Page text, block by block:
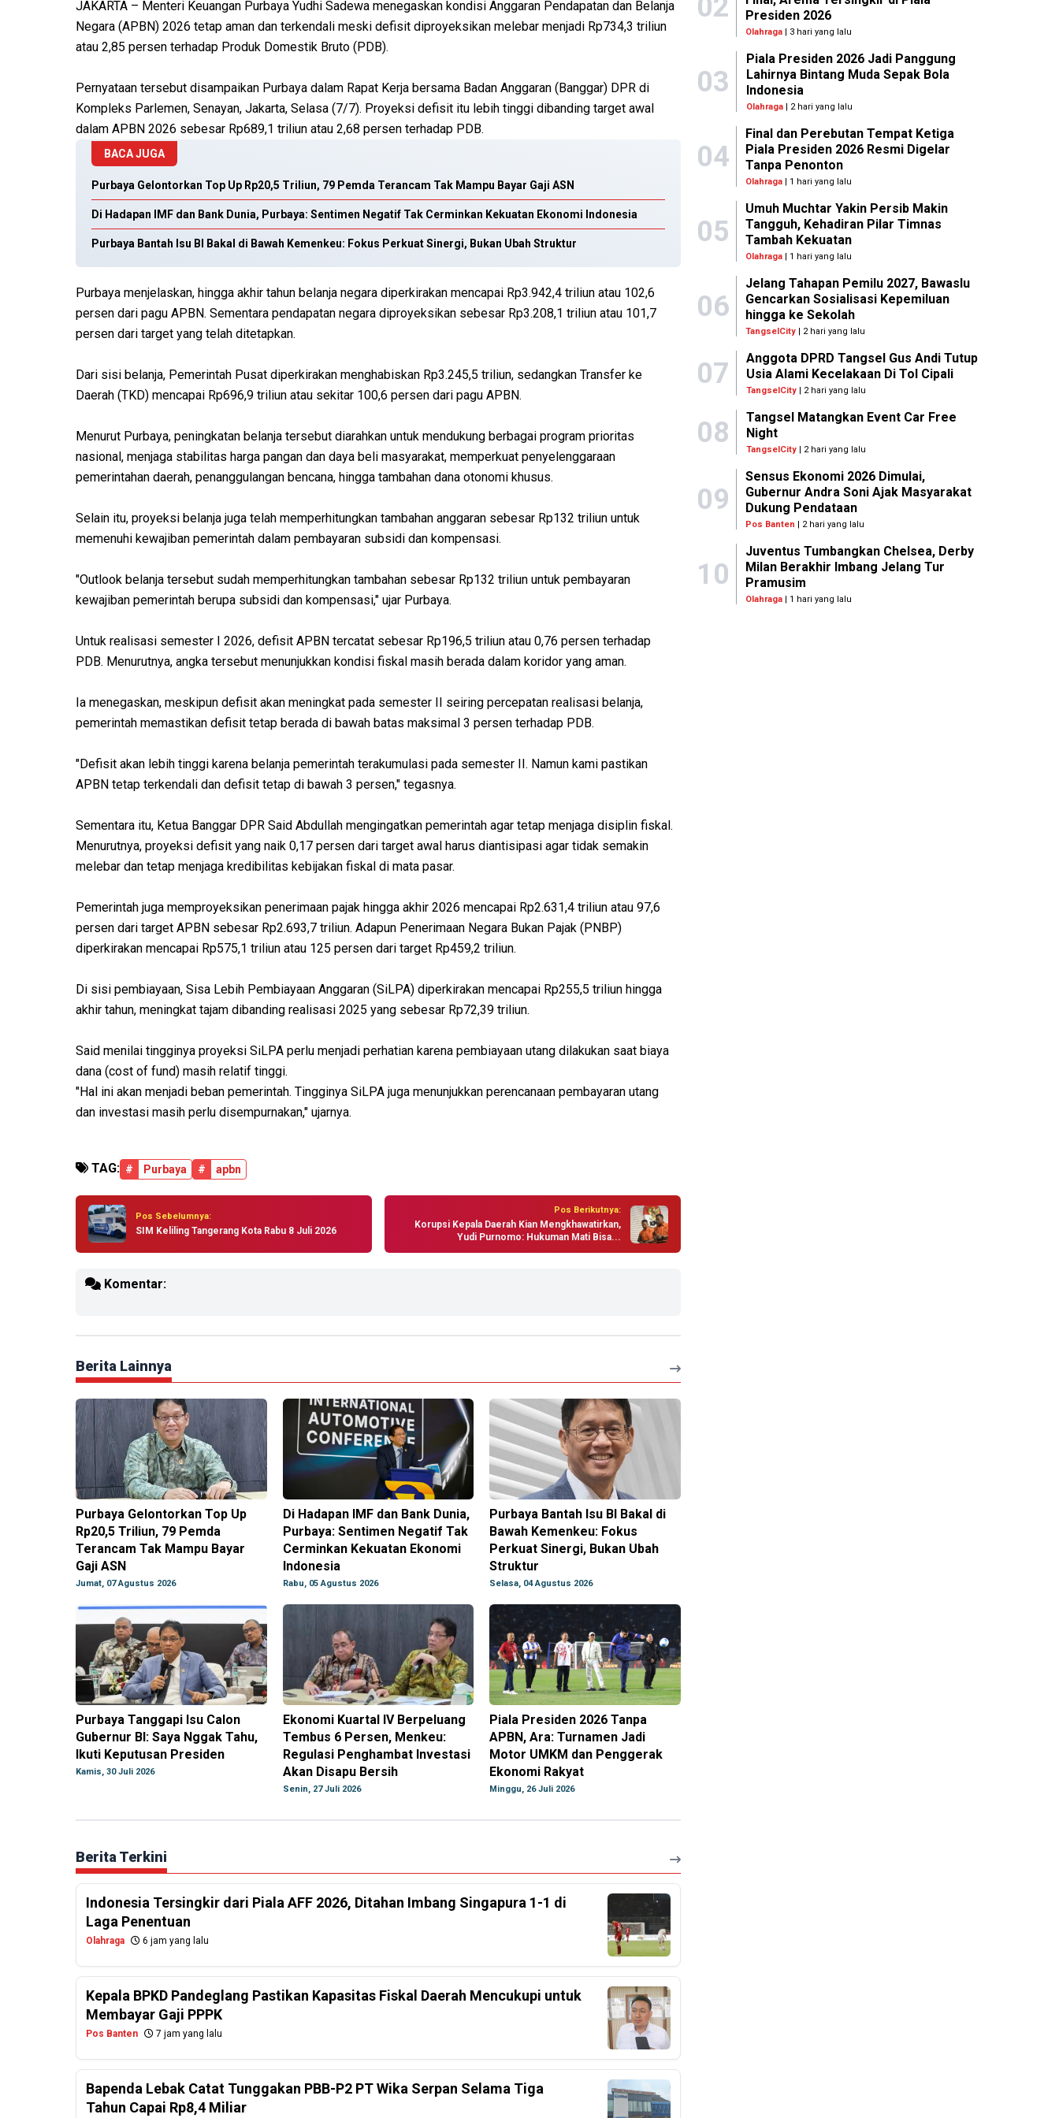
JAKARTA – Menteri Keuangan Purbaya Yudhi Sadewa menegaskan kondisi Anggaran Pendapatan dan Belanja
Negara (APBN) 2026 tetap aman dan terkendali meski defisit diproyeksikan melebar menjadi Rp734,3 triliun
atau 2,85 persen terhadap Produk Domestik Bruto (PDB).
Pernyataan tersebut disampaikan Purbaya dalam Rapat Kerja bersama Badan Anggaran (Banggar) DPR di
Kompleks Parlemen, Senayan, Jakarta, Selasa (7/7). Proyeksi defisit itu lebih tinggi dibanding target awal
dalam APBN 2026 sebesar Rp689,1 triliun atau 2,68 persen terhadap PDB.
BACA JUGA
Purbaya Gelontorkan Top Up Rp20,5 Triliun, 79 Pemda Terancam Tak Mampu Bayar Gaji ASN
Di Hadapan IMF dan Bank Dunia, Purbaya: Sentimen Negatif Tak Cerminkan Kekuatan Ekonomi Indonesia
Purbaya Bantah Isu BI Bakal di Bawah Kemenkeu: Fokus Perkuat Sinergi, Bukan Ubah Struktur
Purbaya menjelaskan, hingga akhir tahun belanja negara diperkirakan mencapai Rp3.942,4 triliun atau 102,6
persen dari pagu APBN. Sementara pendapatan negara diproyeksikan sebesar Rp3.208,1 triliun atau 101,7
persen dari target yang telah ditetapkan.
Dari sisi belanja, Pemerintah Pusat diperkirakan menghabiskan Rp3.245,5 triliun, sedangkan Transfer ke
Daerah (TKD) mencapai Rp696,9 triliun atau sekitar 100,6 persen dari pagu APBN.
Menurut Purbaya, peningkatan belanja tersebut diarahkan untuk mendukung berbagai program prioritas
nasional, menjaga stabilitas harga pangan dan daya beli masyarakat, memperkuat penyelenggaraan
pemerintahan daerah, penanggulangan bencana, hingga tambahan dana otonomi khusus.
Selain itu, proyeksi belanja juga telah memperhitungkan tambahan anggaran sebesar Rp132 triliun untuk
memenuhi kewajiban pemerintah dalam pembayaran subsidi dan kompensasi.
"Outlook belanja tersebut sudah memperhitungkan tambahan sebesar Rp132 triliun untuk pembayaran
kewajiban pemerintah berupa subsidi dan kompensasi," ujar Purbaya.
Untuk realisasi semester I 2026, defisit APBN tercatat sebesar Rp196,5 triliun atau 0,76 persen terhadap
PDB. Menurutnya, angka tersebut menunjukkan kondisi fiskal masih berada dalam koridor yang aman.
Ia menegaskan, meskipun defisit akan meningkat pada semester II seiring percepatan realisasi belanja,
pemerintah memastikan defisit tetap berada di bawah batas maksimal 3 persen terhadap PDB.
"Defisit akan lebih tinggi karena belanja pemerintah terakumulasi pada semester II. Namun kami pastikan
APBN tetap terkendali dan defisit tetap di bawah 3 persen," tegasnya.
Sementara itu, Ketua Banggar DPR Said Abdullah mengingatkan pemerintah agar tetap menjaga disiplin fiskal.
Menurutnya, proyeksi defisit yang naik 0,17 persen dari target awal harus diantisipasi agar tidak semakin
melebar dan tetap menjaga kredibilitas kebijakan fiskal di mata pasar.
Pemerintah juga memproyeksikan penerimaan pajak hingga akhir 2026 mencapai Rp2.631,4 triliun atau 97,6
persen dari target APBN sebesar Rp2.693,7 triliun. Adapun Penerimaan Negara Bukan Pajak (PNBP)
diperkirakan mencapai Rp575,1 triliun atau 125 persen dari target Rp459,2 triliun.
Di sisi pembiayaan, Sisa Lebih Pembiayaan Anggaran (SiLPA) diperkirakan mencapai Rp255,5 triliun hingga
akhir tahun, meningkat tajam dibanding realisasi 2025 yang sebesar Rp72,39 triliun.
Said menilai tingginya proyeksi SiLPA perlu menjadi perhatian karena pembiayaan utang dilakukan saat biaya
dana (cost of fund) masih relatif tinggi.
"Hal ini akan menjadi beban pemerintah. Tingginya SiLPA juga menunjukkan perencanaan pembayaran utang
dan investasi masih perlu disempurnakan," ujarnya.
TAG: # Purbaya # apbn
Pos Sebelumnya:
SIM Keliling Tangerang Kota Rabu 8 Juli 2026
Pos Berikutnya:
Korupsi Kepala Daerah Kian Mengkhawatirkan,
Yudi Purnomo: Hukuman Mati Bisa...
Komentar:
Berita Lainnya
Purbaya Gelontorkan Top Up
Rp20,5 Triliun, 79 Pemda
Terancam Tak Mampu Bayar
Gaji ASN
Jumat, 07 Agustus 2026
Di Hadapan IMF dan Bank Dunia,
Purbaya: Sentimen Negatif Tak
Cerminkan Kekuatan Ekonomi
Indonesia
Rabu, 05 Agustus 2026
Purbaya Bantah Isu BI Bakal di
Bawah Kemenkeu: Fokus
Perkuat Sinergi, Bukan Ubah
Struktur
Selasa, 04 Agustus 2026
Purbaya Tanggapi Isu Calon
Gubernur BI: Saya Nggak Tahu,
Ikuti Keputusan Presiden
Kamis, 30 Juli 2026
Ekonomi Kuartal IV Berpeluang
Tembus 6 Persen, Menkeu:
Regulasi Penghambat Investasi
Akan Disapu Bersih
Senin, 27 Juli 2026
Piala Presiden 2026 Tanpa
APBN, Ara: Turnamen Jadi
Motor UMKM dan Penggerak
Ekonomi Rakyat
Minggu, 26 Juli 2026
Berita Terkini
Indonesia Tersingkir dari Piala AFF 2026, Ditahan Imbang Singapura 1-1 di
Laga Penentuan
Olahraga 6 jam yang lalu
Kepala BPKD Pandeglang Pastikan Kapasitas Fiskal Daerah Mencukupi untuk
Membayar Gaji PPPK
Pos Banten 7 jam yang lalu
Bapenda Lebak Catat Tunggakan PBB-P2 PT Wika Serpan Selama Tiga
Tahun Capai Rp8,4 Miliar
02
Presiden 2026
Olahraga | 3 hari yang lalu
03
Piala Presiden 2026 Jadi Panggung
Lahirnya Bintang Muda Sepak Bola
Indonesia
Olahraga| 2 hari yang lalu
04
Final dan Perebutan Tempat Ketiga
Piala Presiden 2026 Resmi Digelar
Tanpa Penonton
Olahraga | 1 hari yang lalu
05
Umuh Muchtar Yakin Persib Makin
Tangguh, Kehadiran Pilar Timnas
Tambah Kekuatan
Olahraga | 1 hari yang lalu
06
Jelang Tahapan Pemilu 2027, Bawaslu
Gencarkan Sosialisasi Kepemiluan
hingga ke Sekolah
TangselCity | 2 hari yang lalu
07
Anggota DPRD Tangsel Gus Andi Tutup
Usia Alami Kecelakaan Di Tol Cipali
TangselCity| 2 hari yang lalu
08
Tangsel Matangkan Event Car Free
Night
TangselCity| 2 hari yang lalu
09
Sensus Ekonomi 2026 Dimulai,
Gubernur Andra Soni Ajak Masyarakat
Dukung Pendataan
Pos Banten | 2 hari yang lalu
10
Juventus Tumbangkan Chelsea, Derby
Milan Berakhir Imbang Jelang Tur
Pramusim
Olahraga | 1 hari yang lalu